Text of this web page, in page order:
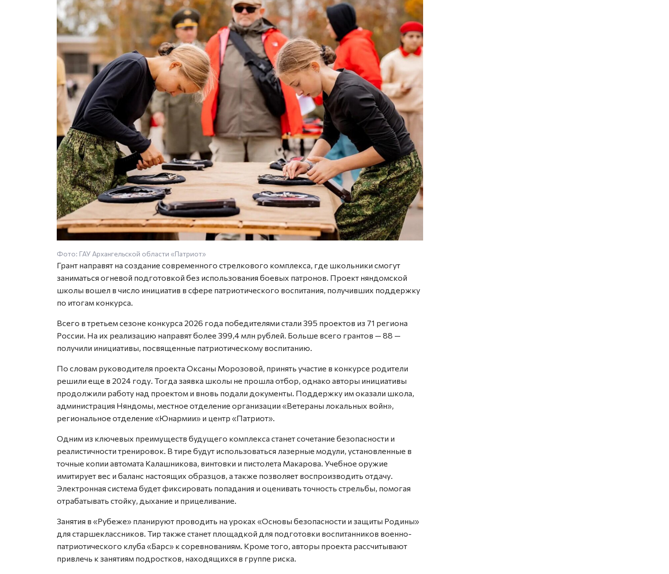
Фото: ГАУ Архангельской области «Патриот»
Грант направят на создание современного стрелкового комплекса, где школьники смогут
заниматься огневой подготовкой без использования боевых патронов. Проект няндомской
школы вошел в число инициатив в сфере патриотического воспитания, получивших поддержку
по итогам конкурса.
Всего в третьем сезоне конкурса 2026 года победителями стали 395 проектов из 71 региона
России. На их реализацию направят более 399,4 млн рублей. Больше всего грантов — 88 —
получили инициативы, посвященные патриотическому воспитанию.
По словам руководителя проекта Оксаны Морозовой, принять участие в конкурсе родители
решили еще в 2024 году. Тогда заявка школы не прошла отбор, однако авторы инициативы
продолжили работу над проектом и вновь подали документы. Поддержку им оказали школа,
администрация Няндомы, местное отделение организации «Ветераны локальных войн»,
региональное отделение «Юнармии» и центр «Патриот».
Одним из ключевых преимуществ будущего комплекса станет сочетание безопасности и
реалистичности тренировок. В тире будут использоваться лазерные модули, установленные в
точные копии автомата Калашникова, винтовки и пистолета Макарова. Учебное оружие
имитирует вес и баланс настоящих образцов, а также позволяет воспроизводить отдачу.
Электронная система будет фиксировать попадания и оценивать точность стрельбы, помогая
отрабатывать стойку, дыхание и прицеливание.
Занятия в «Рубеже» планируют проводить на уроках «Основы безопасности и защиты Родины»
для старшеклассников. Тир также станет площадкой для подготовки воспитанников военно-
патриотического клуба «Барс» к соревнованиям. Кроме того, авторы проекта рассчитывают
привлечь к занятиям подростков, находящихся в группе риска.